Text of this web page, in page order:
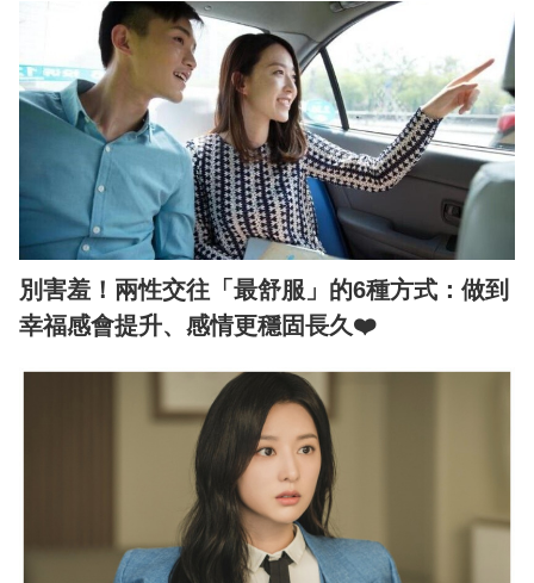
別害羞！兩性交往「最舒服」的6種方式：做到
幸福感會提升、感情更穩固長久❤️